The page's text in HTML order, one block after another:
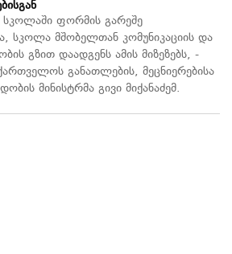
ფორმის გარეშე
სკოლა მშობელთან კომუნიკაციის და
გზით დაადგენს ამის მიზეზებს, -
განათლების, მეცნიერებისა
მინისტრმა გივი მიქანაძემ.